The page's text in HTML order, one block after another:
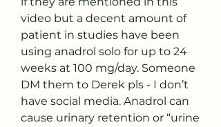
video but a decent amount of
patient in studies have been
using anadrol solo for up to 24
weeks at 100 mg/day. Someone
DM them to Derek pls - I don’t
have social media. Anadrol can
cause urinary retention or “urine